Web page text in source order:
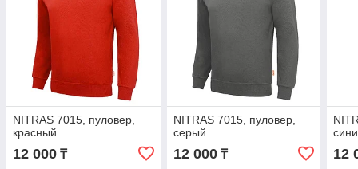
NITRAS 7015, пуловер,
красный
12 000 ₸
NITRAS 7015, пуловер,
серый
12 000₸ 12